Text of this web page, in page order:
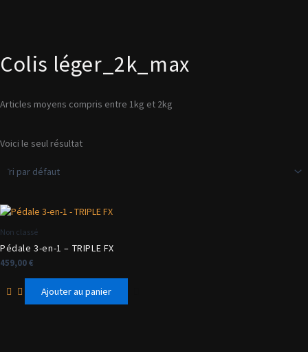
Colis léger_2k_max
Articles moyens compris entre 1kg et 2kg
Voici le seul résultat
Non classé
Pédale 3-en-1 – TRIPLE FX
459,00 €
Ajouter au panier